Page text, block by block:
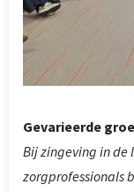
Gevarieerde
Bij zingeving in de
zorgprofessionals